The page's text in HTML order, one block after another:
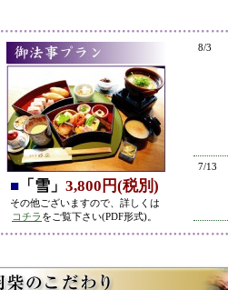
■ 「雪」 3,800円(税別)
その他ございますので、詳しくは
コチラ をご覧下さい(PDF形式)。
8/3
7/13
5/8
3/2